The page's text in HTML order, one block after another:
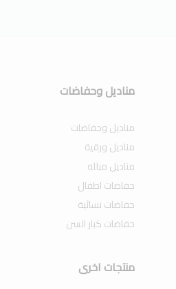
مناديل وحفاضات
مناديل وحفاضات
مناديل ورقية
مناديل مبلله
حفاضات اطفال
حفاضات نسائية
حفاضات كبار السن
منتجات اخرى